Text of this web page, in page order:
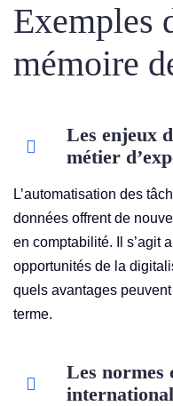
Exemples
mémoire
Les enjeux
métier
L’automatisation des
données offrent de
en comptabilité. Il s’agit
opportunités de la
quels avantages
terme.
Les normes